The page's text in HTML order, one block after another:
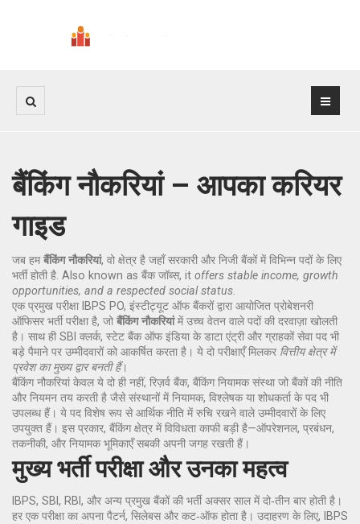
बैंकिंग नौकरियां – आपका करियर
गाइड
जब हमबैंकिंग नौकरियां, वो क्षेत्र है जहाँ सरकारी और निजी बैंकों में विभिन्न पदों के लिए
भर्ती होती है . Also known as बैंक जॉब्स, it offers stable income, growth
opportunities, and a respected social status
एक प्रमुख परीक्षा IBPS PO, इंस्टीट्यूट ऑफ बैंकरों द्वारा आयोजित प्रोबेशनरी
ऑफिसर भर्ती परीक्षा है, जो बैंकिंग नौकरियांमें उच्च वेतन वाले पदों की दरवाज़ा खोलती
है। साथ ही SBI क्लर्क, स्टेट बैंक ऑफ इंडिया के डाटा एंट्री और ग्राहकों सेवा पद भी
बड़े पैमाने पर उम्मीदवारों को आकर्षित करता है। ये दो परीक्षाएँ मिलकर वित्तीय क्षेत्र में
प्रवेश का मुख्य द्वार बनती हैं।
बैंकिंग नौकरियां केवल ये दो ही नहीं, रिज़र्व बैंक, बैंकिंग नियामक संस्था जो बैंकों की नीति
और नियमन तय करती है जैसे संस्थानों में नियामक, विश्लेषक या शोधकर्ता के पद भी
उपलब्ध हैं। ये पद विशेष रूप से आर्थिक नीति में रुचि रखने वाले उम्मीदवारों के लिए
उपयुक्त हैं। इस प्रकार, बैंकिंग क्षेत्र में विविधता काफी बड़ी है—ऑपरेशनल, प्रबंधन,
तकनीकी, और नियामक भूमिकाएँ सबकी अपनी जगह रखती हैं।
मुख्य भर्ती परीक्षा और उनका महत्व
IBPS, SBI, RBI, और अन्य प्रमुख बैंकों की भर्ती अक्सर साल में दो‑तीन बार होती है।
हर एक परीक्षा का अपना पैटर्न, सिलेबस और कट‑ऑफ होता है। उदाहरण के लिए, IBPS